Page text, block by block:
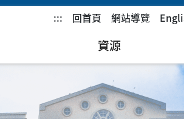
::: 回首頁 網站導覽
資源